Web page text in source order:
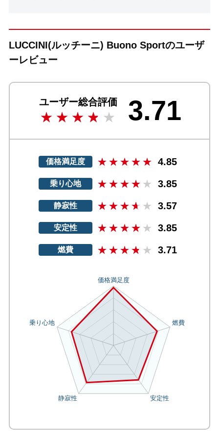
LUCCINI(ルッチーニ) Buono Sportのユーザ
ーレビュー
ユーザー総合評価 3.71
価格満足度 4.85
乗り心地 3.85
静寂性 3.57
安定性 3.85
燃費 3.71